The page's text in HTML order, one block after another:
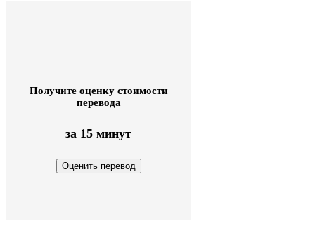
Получите оценку стоимости
перевода
за 15 минут